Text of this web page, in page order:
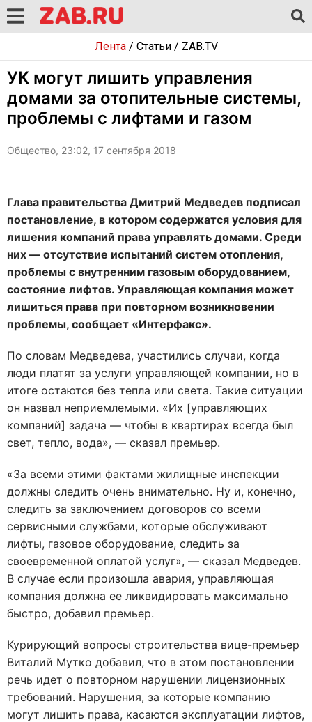
Лента/ Статьи/ ZAB.TV
УК могут лишить управления
домами за отопительные системы,
проблемы с лифтами и газом
Общество, 23:02, 17 сентября 2018
Глава правительства Дмитрий Медведев подписал
постановление, в котором содержатся условия для
лишения компаний права управлять домами. Среди
них — отсутствие испытаний систем отопления,
проблемы с внутренним газовым оборудованием,
состояние лифтов. Управляющая компания может
лишиться права при повторном возникновении
проблемы, сообщает «Интерфакс».
По словам Медведева, участились случаи, когда
люди платят за услуги управляющей компании, но в
итоге остаются без тепла или света. Такие ситуации
он назвал неприемлемыми. «Их [управляющих
компаний] задача — чтобы в квартирах всегда был
свет, тепло, вода», — сказал премьер.
«За всеми этими фактами жилищные инспекции
должны следить очень внимательно. Ну и, конечно,
следить за заключением договоров со всеми
сервисными службами, которые обслуживают
лифты, газовое оборудование, следить за
своевременной оплатой услуг», — сказал Медведев.
В случае если произошла авария, управляющая
компания должна ее ликвидировать максимально
быстро, добавил премьер.
Курирующий вопросы строительства вице-премьер
Виталий Мутко добавил, что в этом постановлении
речь идет о повторном нарушении лицензионных
требований. Нарушения, за которые компанию
могут лишить права, касаются эксплуатации лифтов,